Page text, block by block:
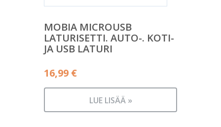
MOBIA MICROUSB
LATURISETTI. AUTO-. KOTI-
JA USB LATURI
16,99 €
LUE LISÄÄ »